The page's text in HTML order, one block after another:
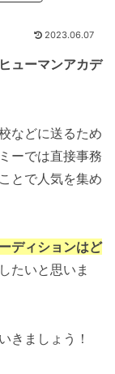
2023.06.07
ヒューマンアカデ
などに送るため
ーでは直接事務
とで人気を集め
ディションはど
たいと思いま
きましょう！